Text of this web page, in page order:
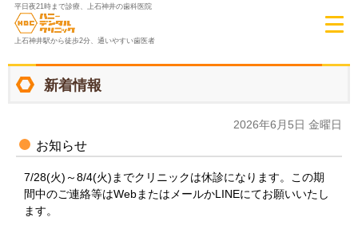
平日夜21時まで診療、上石神井の歯科医院
上石神井駅から徒歩2分、通いやすい歯医者
新着情報
2026年6月5日 金曜日
お知らせ
7/28(火)～8/4(火)までクリニックは休診になります。この期
間中のご連絡等はWebまたはメールかLINEにてお願いいたし
ます。